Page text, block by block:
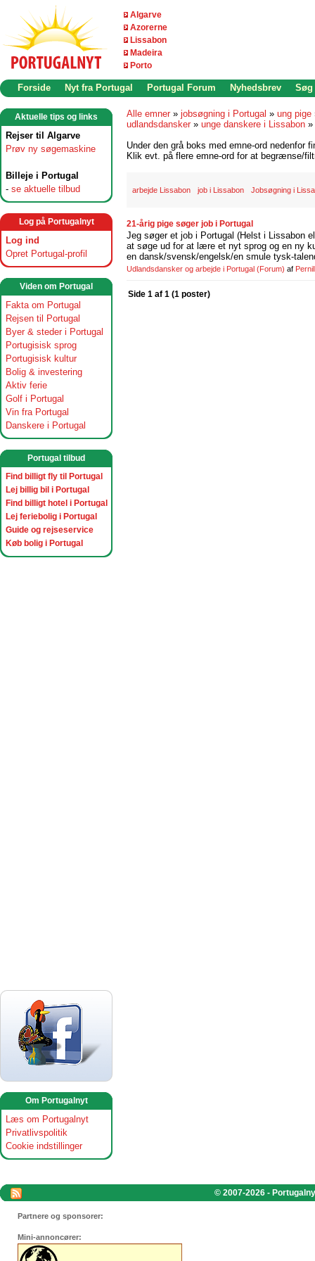
Algarve
Azorerne
Lissabon
Madeira
Porto
Forside Nyt fra Portugal Portugal Forum Nyhedsbrev Søg
Aktuelle tips og links
Rejser til Algarve
Prøv ny søgemaskine
Billeje i Portugal
- se aktuelle tilbud
Log på Portugalnyt
Log ind
Opret Portugal-profil
Viden om Portugal
Fakta om Portugal
Rejsen til Portugal
Byer & steder i Portugal
Portugisisk sprog
Portugisisk kultur
Bolig & investering
Aktiv ferie
Golf i Portugal
Vin fra Portugal
Danskere i Portugal
Portugal tilbud
Find billigt fly til Portugal
Lej billig bil i Portugal
Find billigt hotel i Portugal
Lej feriebolig i Portugal
Guide og rejseservice
Køb bolig i Portugal
Om Portugalnyt
Læs om Portugalnyt
Privatlivspolitik
Cookie indstillinger
Alle emner » jobsøgning i Portugal » ung pige
udlandsdansker » unge danskere i Lissabon »
Under den grå boks med emne-ord nedenfor
Klik evt. på flere emne-ord for at begrænse/
arbejde Lissabon job i Lissabon Jobsøgning i
21-årig pige søger job i Portugal
Jeg søger et job i Portugal (Helst i Lissabon
at søge ud for at lære et nyt sprog og en ny
en dansk/svensk/engelsk/en smule tysk-
Udlandsdansker og arbejde i Portugal (Forum) af
Side 1 af 1 (1 poster)
© 2007-2026 -
Partnere og sponsorer:
Mini-annoncører: